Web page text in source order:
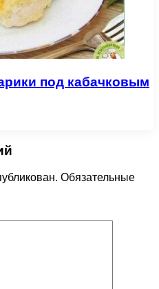
под кабачковым
Обязательные